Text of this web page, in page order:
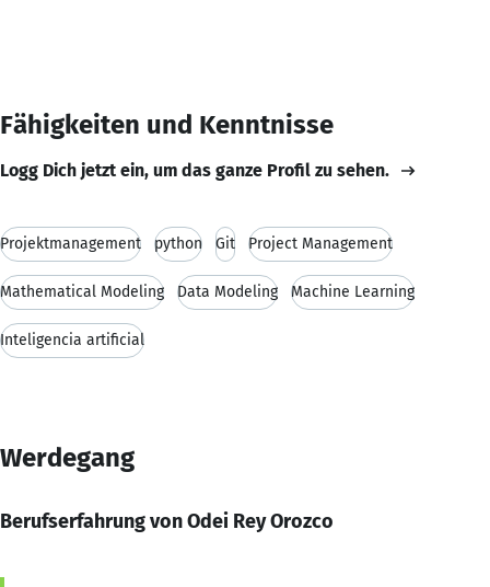
Fähigkeiten und Kenntnisse
Logg Dich jetzt ein, um das ganze Profil zu sehen.
Projektmanagement python Git Project Management
Mathematical Modeling Data Modeling Machine Learning
Inteligencia artificial
Werdegang
Berufserfahrung von Odei Rey Orozco